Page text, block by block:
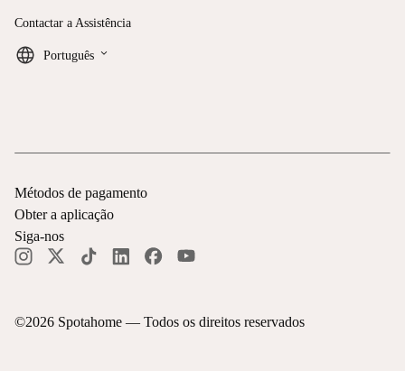
Contactar a Assistência
Português keyboard_arrow_down
©2026 Spotahome — Todos os direitos reservados
Métodos de pagamento
Obter a aplicação
Siga-nos